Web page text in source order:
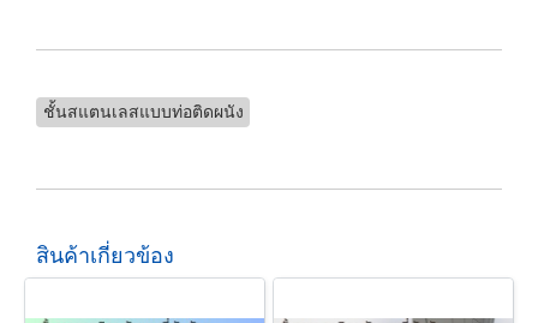
ชั้นสแตนเลสแบบท่อติดผนัง
สินค้าเกี่ยวข้อง